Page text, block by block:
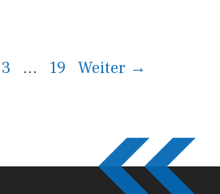
Seite
3 … Seite
19 Weiter →